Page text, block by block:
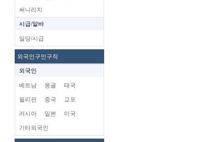
써니리치
시급/알바
일당/시급
외국인구인구직
외국인
베트남 몽골 태국
필리핀 중국 교포
러시아 일본 미국
기타외국인